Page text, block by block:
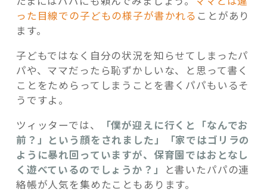
った目線での子どもの様子が書かれる ことがあり
ます。
子どもではなく自分の状況を知らせてしまったパ
パや、ママだったら恥ずかしいな、と思って書く
ことをためらってしまうことを書くパパもいるそ
うですよ。
ツィッターでは、
「僕が迎えに行くと「なんでお
前？」という顔をされました」「家ではゴリラの
ように暴れ回っていますが、保育園ではおとなし
く遊べているのでしょうか？」
と書いたパパの連
絡帳が人気を集めたこともあります。